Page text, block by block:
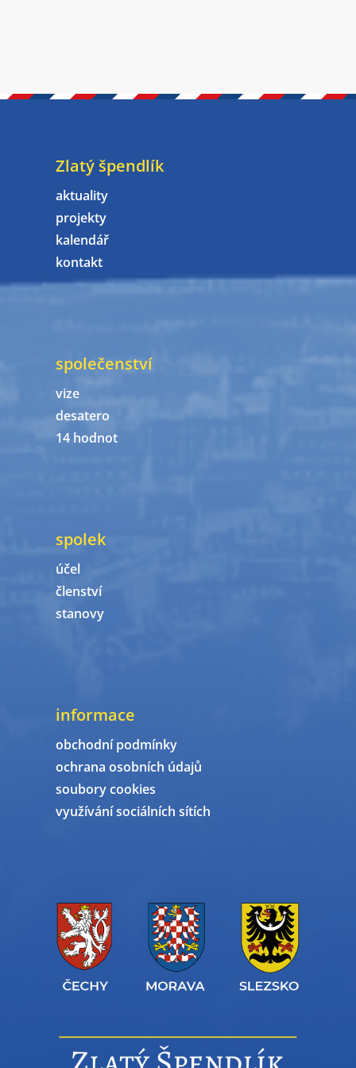
Zlatý špendlík
aktuality
projekty
kalendář
kontakt
společenství
vize
desatero
14 hodnot
spolek
účel
členství
stanovy
informace
obchodní podmínky
ochrana osobních údajů
soubory cookies
využívání sociálních sítích